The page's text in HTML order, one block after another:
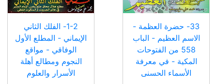
33- حضرة العظمة -
الاسم العظيم - الباب
558 من الفتوحات
المكية - في معرفة
الأسماء الحسنى
1-2- الفلك الثاني
الإيماني - المطلع الأول
الوفاقي - مواقع
النجوم ومطالع أهلة
الأسرار والعلوم